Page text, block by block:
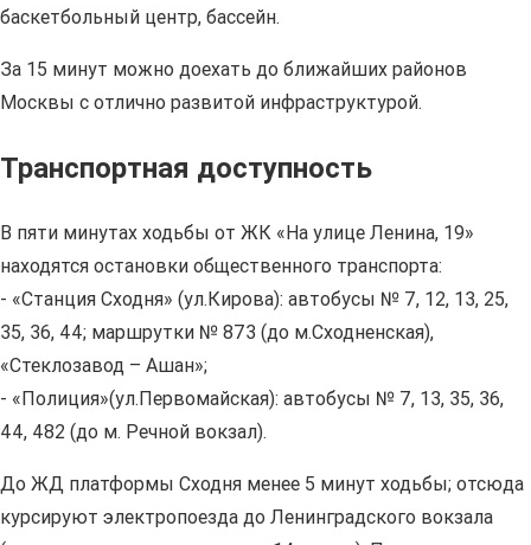
баскетбольный центр, бассейн.
За 15 минут можно доехать до ближайших районов
Москвы с отлично развитой инфраструктурой.
Транспортная доступность
В пяти минутах ходьбы от ЖК «На улице Ленина, 19»
находятся остановки общественного транспорта:
- «Станция Сходня» (ул.Кирова): автобусы № 7, 12, 13, 25,
35, 36, 44; маршрутки № 873 (до м.Сходненская),
«Стеклозавод – Ашан»;
- «Полиция»(ул.Первомайская): автобусы № 7, 13, 35, 36,
44, 482 (до м. Речной вокзал).
До ЖД платформы Сходня менее 5 минут ходьбы; отсюда
курсируют электропоезда до Ленинградского вокзала